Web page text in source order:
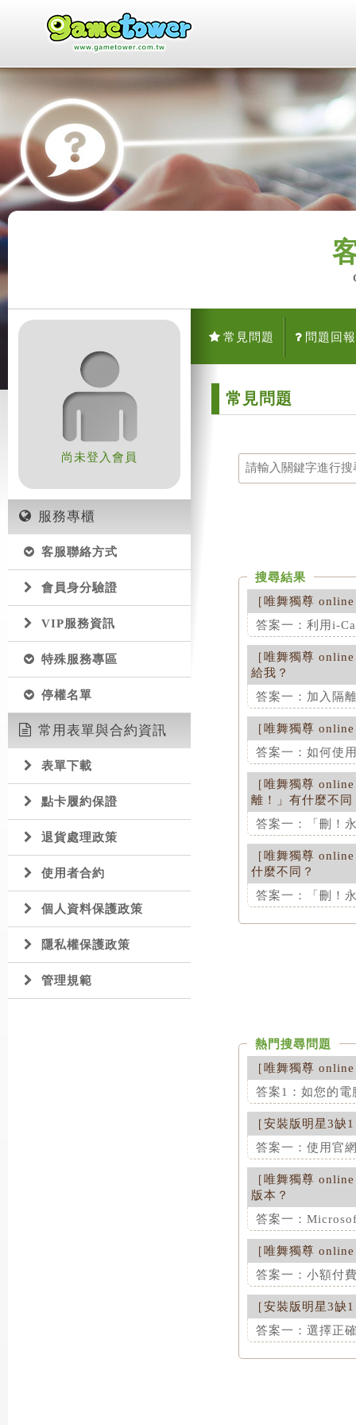
尚未登入會員
服務專櫃
客服聯絡方式
會員身分驗證
VIP服務資訊
特殊服務專區
停權名單
常用表單與合約資訊
表單下載
點卡履約保證
退貨處理政策
使用者合約
個人資料保護政策
隱私權保護政策
管理規範
常見問題 問題回報
常見問題
搜尋結果
［唯舞獨尊 online
答案一：利用i-
這項解答對您是
答案二：玩家列
在各館別右手邊
就可以將對方加
這項解答對您是
［唯舞獨尊 online
給我？
答案一：加入隔
這項解答對您是
［唯舞獨尊 online
答案一：如何使
這項解答對您是
［唯舞獨尊 online
離！」有什麼不同
答案一：「刪！
這項解答對您是
［唯舞獨尊 online
什麼不同？
答案一：「刪！
熱門搜尋問題
［唯舞獨尊 online
答案1：如您的
這項解答對您是
［安裝版明星3缺1
答案一：使用官
這項解答對您是
答案二：利用認
若您為【認證會
請於簡訊內容中
數密碼至您會員
這項解答對您是
答案三：使用簡
倘若為手機撥號
［唯舞獨尊 online
版本？
答案一：
這項解答對您是
［唯舞獨尊 online
答案一：小額付
這項解答對您是
［安裝版明星3缺1
答案一：選擇正